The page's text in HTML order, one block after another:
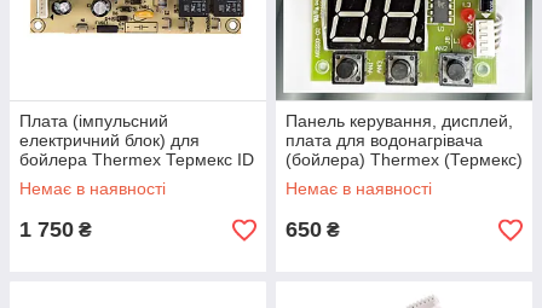
Плата (імпульсний
електричний блок) для
бойлера Thermex Термекс ID
(Оригінал)
Немає в наявності
1 750 ₴
Панель керування, дисплей,
плата для водонагрівача
(бойлера) Thermex (Термекс)
RZB, IF (Оригінал)
Немає в наявності
650 ₴